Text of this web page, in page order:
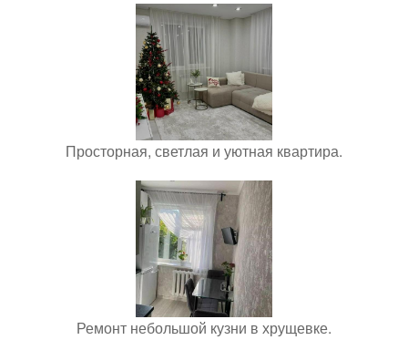
Просторная, светлая и уютная квартира.
Ремонт небольшой кузни в хрущевке.